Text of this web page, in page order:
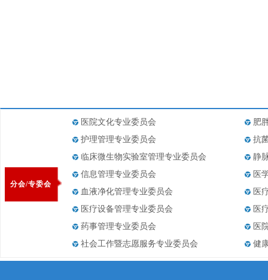
分会/专委会
医院文化专业委员会
肥
护理管理专业委员会
抗
临床微生物实验室管理专业委员会
静
信息管理专业委员会
医
血液净化管理专业委员会
医
医疗设备管理专业委员会
医
药事管理专业委员会
医
社会工作暨志愿服务专业委员会
健